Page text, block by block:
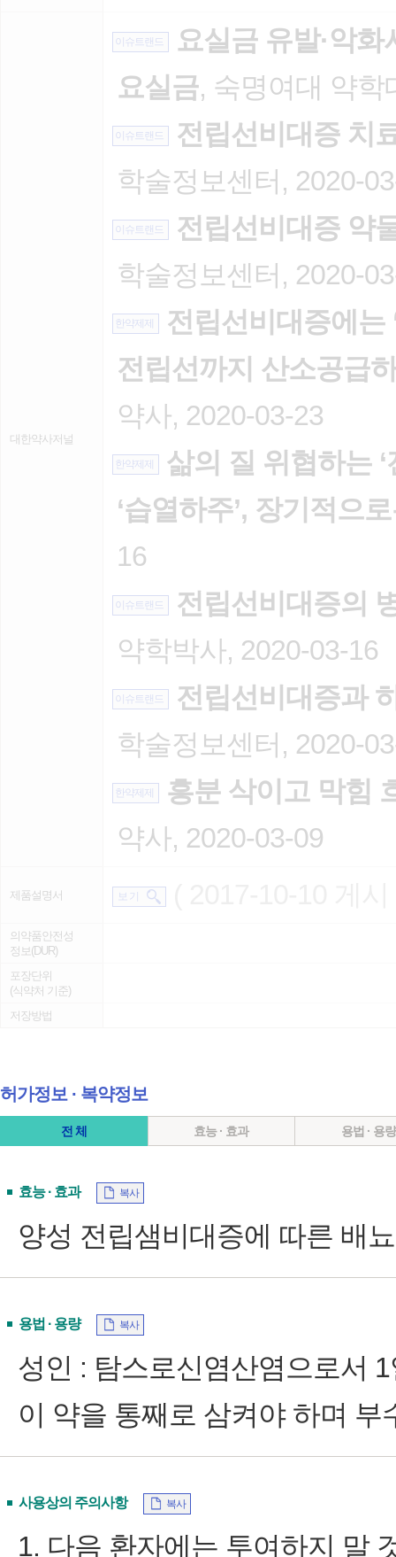
대한약사저널
이슈트랜드
요실금 유발·악
요실금, 숙명여대 약학
이슈트랜드
전립선비대증 치
학술정보센터, 2020-
이슈트랜드
전립선비대증 약
학술정보센터, 2020-
한약제제
전립선비대증에는
전립선까지 산소공급
약사, 2020-03-23
한약제제
삶의 질 위협하는
‘습열하주’, 장기적으
16
이슈트랜드
전립선비대증의
약학박사, 2020-03-16
이슈트랜드
전립선비대증과
학술정보센터, 2020-
한약제제
흥분 삭이고 막힘
약사, 2020-03-09
제품설명서 보 기
의약품안전성
정보(DUR)
포장단위
(식약처 기준)
저장방법
허가정보 ∙ 복약정보
전 체 효능 · 효과 용법 · 용량
효능 · 효과 복사
양성 전립샘비대증에 따른 배
용법 · 용량 복사
성인 : 탐스로신염산염으로서
이 약을 통째로 삼켜야 하며 부
사용상의 주의사항 복사
1. 다음 환자에는 투여하지 말